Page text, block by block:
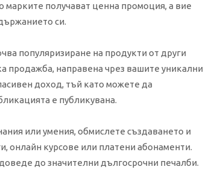
марките получават ценна промоция, а вие
си.
популяризиране на продукти от други
продажба, направена чрез вашите уникални
доход, тъй като можете да
е публикувана.
или умения, обмислете създаването и
онлайн курсове или платени абонаменти.
до значителни дългосрочни печалби.